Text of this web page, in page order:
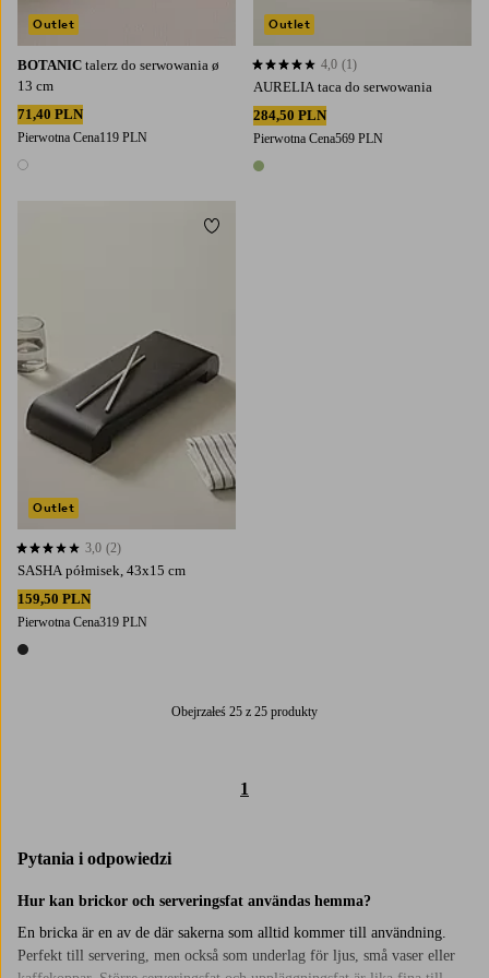
BOTANIC talerz do serwowania ø
13 cm
71,40 PLN
Pierwotna Cena119 PLN
1 kolor
Outlet
AURELIA taca do serwowania
284,50 PLN
Pierwotna Cena569 PLN
1 kolor
4,0 opierając się na 1 ocenach
4,0 (1)
Outlet
SASHA półmisek, 43x15 cm
159,50 PLN
Pierwotna Cena319 PLN
1 kolor
3,0 opierając się na 2 ocenach
3,0 (2)
Outlet
Dodaj do ulubionych
Obejrzałeś 25 z 25 produkty
1
Pytania i odpowiedzi
Hur kan brickor och serveringsfat användas hemma?
En bricka är en av de där sakerna som alltid kommer till användning.
Perfekt till servering, men också som underlag för ljus, små vaser eller